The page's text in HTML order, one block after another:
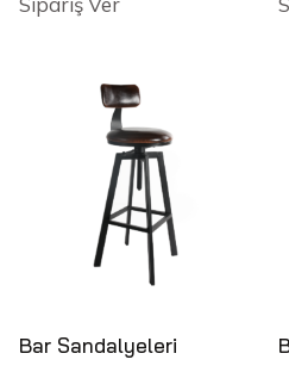
Bar Sandalyeleri